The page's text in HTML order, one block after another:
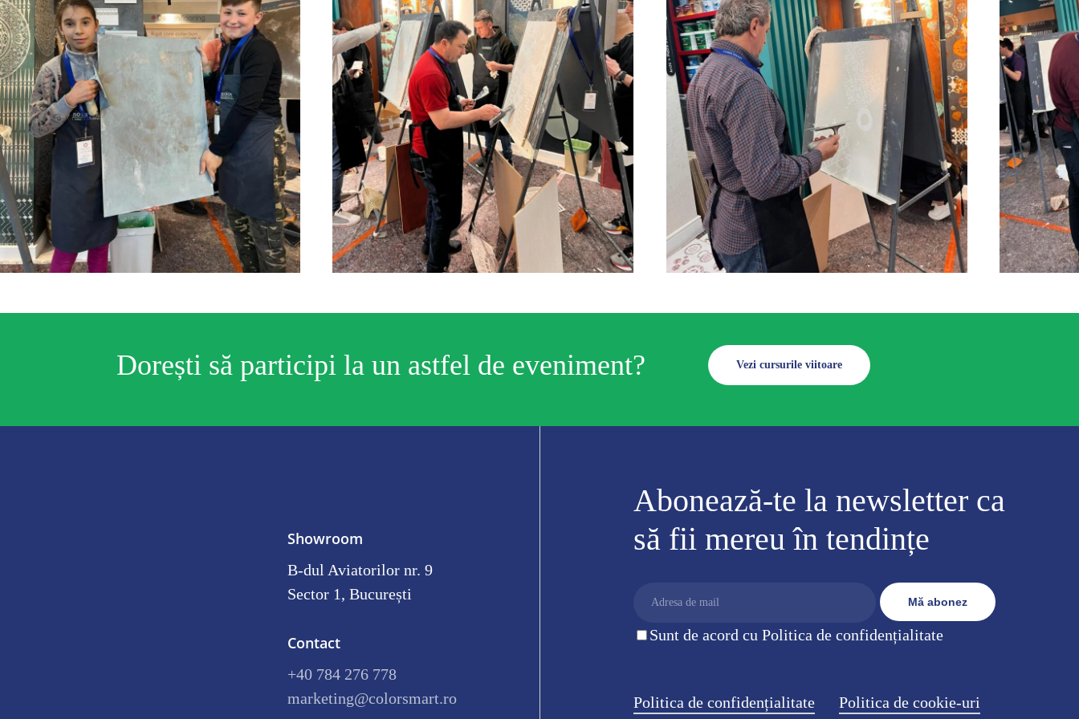
Dorești să participi la un astfel de eveniment? Vezi cursurile viitoare
Showroom
B-dul Aviatorilor nr. 9
Sector 1, București
Contact
+40 784 276 778
marketing@colorsmart.ro
Abonează-te la newsletter ca
să fii mereu în tendințe
Sunt de acord cu Politica de confidențialitate
Politica de confidențialitate Politica de cookie-uri